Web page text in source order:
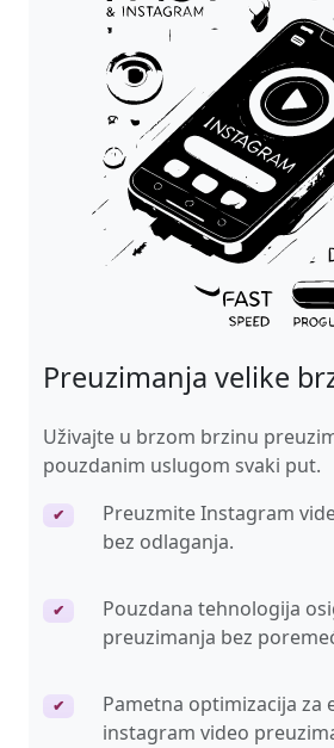
Preuzimanja velike
Uživajte u brzom brzinu
pouzdanim uslugom svaki put.
✔
Preuzmite Instagram
bez odlaganja.
✔
Pouzdana tehnologija
preuzimanja bez
✔
Pametna optimizacija za
instagram video